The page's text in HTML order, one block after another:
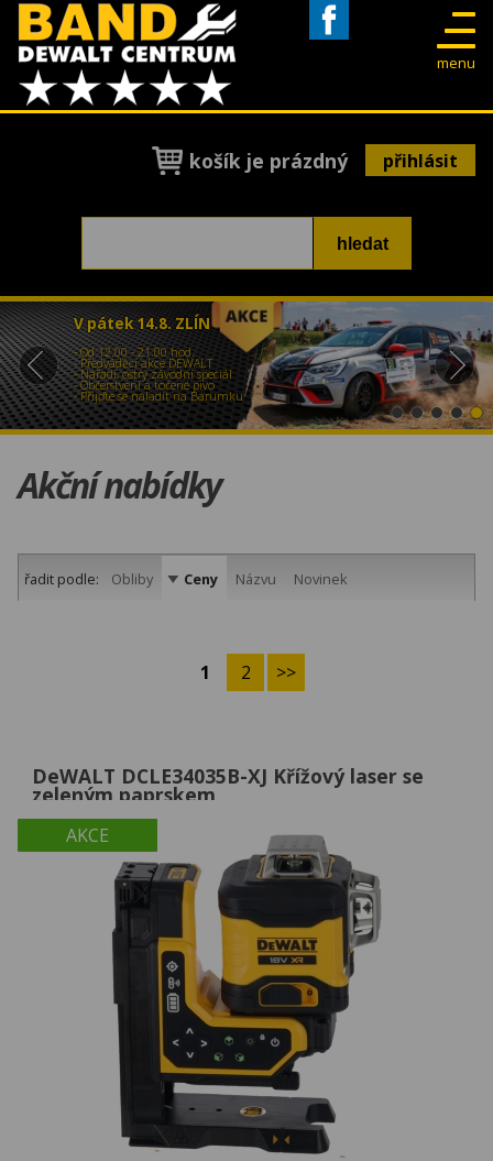
menu
košík je prázdný přihlásit
V pátek 14.8. ZLÍN
- Od 12.00 - 21.00 hod.
- Předváděcí akce DEWALT
- Nářadí, ostrý závodní speciál
- Občerstvení a točené pivo
- Přijďte se naladit na Barumku
Akční nabídky
řadit podle: Obliby Ceny Názvu Novinek
1 2 >>
AKCE
DeWALT DCLE34035B-XJ Křížový laser se
zeleným paprskem